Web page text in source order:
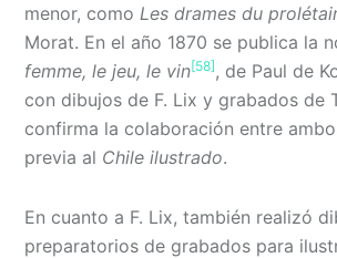
menor, como Les drames du
Morat. En el año 1870 se publica la
femme, le jeu, le vin[58] , de Paul de
con dibujos de F. Lix y grabados de
confirma la colaboración entre
previa al Chile ilustrado.
En cuanto a F. Lix, también realizó
preparatorios de grabados para